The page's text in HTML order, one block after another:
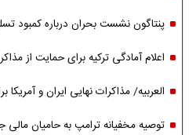
پنتاگون نشست بحران درباره کمبود
اعلام آمادگی ترکیه برای حمایت از
العربیه/ مذاکرات نهایی ایران و آمریکا
توصیه مخفیانه ترامپ به حامیان مالی